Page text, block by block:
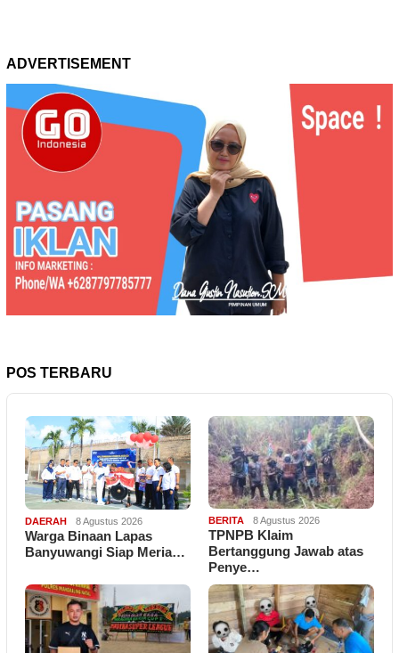
ADVERTISEMENT
POS TERBARU
DAERAH 8 Agustus 2026
Warga Binaan Lapas
Banyuwangi Siap Meria…
BERITA 8 Agustus 2026
TPNPB Klaim
Bertanggung Jawab atas
Penye…